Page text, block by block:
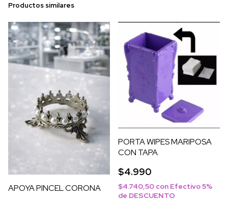
Productos similares
APOYA PINCEL CORONA
PORTA WIPES MARIPOSA
CON TAPA
$4.990
$4.740,50 con Efectivo 5%
de DESCUENTO